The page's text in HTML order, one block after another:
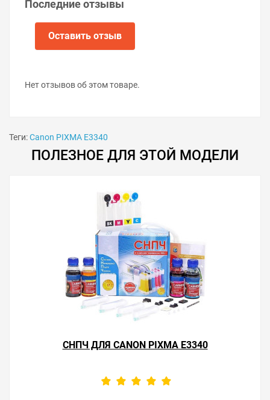
нужно: производитель заполнил ёмкости чернилами.
При последующих заправках определяется
расположение каждой из трёх секций цветного
картриджа, чтобы заправить чернила нужного цвета.
Последние отзывы
Оставить отзыв
Нет отзывов об этом товаре.
Теги:Canon PIXMA E3340
ПОЛЕЗНОЕ ДЛЯ ЭТОЙ МОДЕЛИ
СНПЧ ДЛЯ CANON PIXMA E3340